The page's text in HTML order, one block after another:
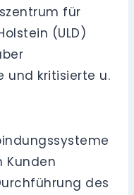
für
(ULD)
und kritisierte u.
Kunden
des